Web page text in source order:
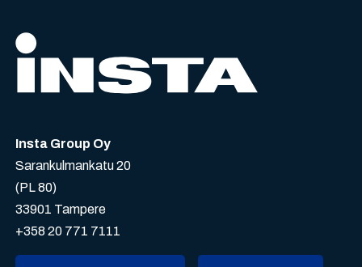
Insta Group Oy
Sarankulmankatu 20
(PL 80)
33901 Tampere
+358 20 771 7111